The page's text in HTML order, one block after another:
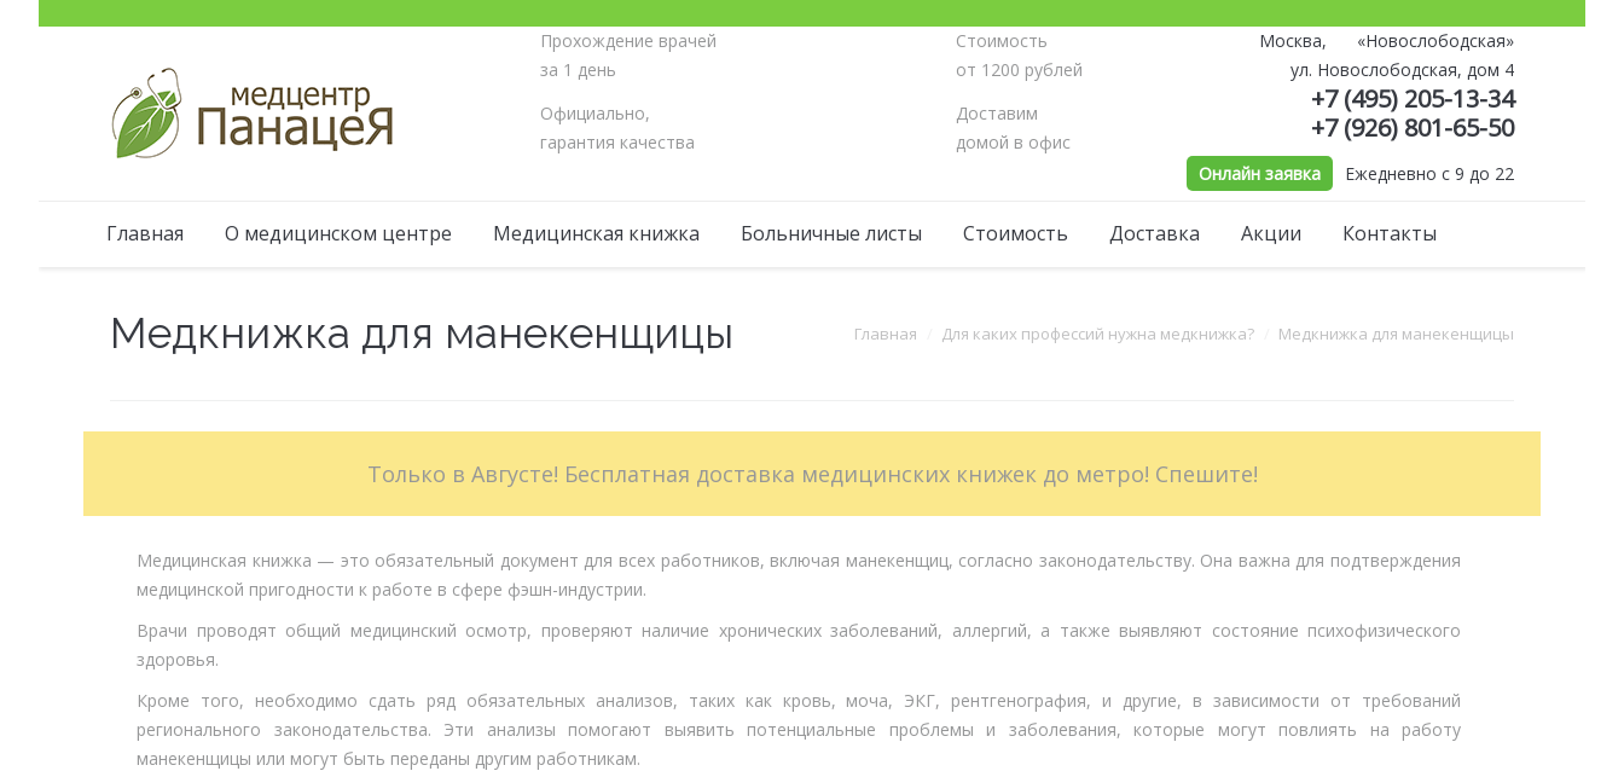
Прохождение врачей
за 1 день
Стоимость
от 1200 рублей
Официально,
гарантия качества
Доставим
домой в офис
Москва,
«Новослободская»
ул. Новослободская, дом 4
+7 (495) 205-13-34
+7 (926) 801-65-50
Онлайн заявка Ежедневно с 9 до 22
Главная О медицинском центре Медицинская книжка Больничные листы Стоимость Доставка Акции Контакты
Медкнижка для манекенщицы Вы здесь:Главная Для каких профессий нужна медкнижка? Медкнижка для манекенщицы
Только в Августе! Бесплатная доставка медицинских книжек до метро! Спешите!
Медицинская книжка — это обязательный документ для всех работников, включая манекенщиц, согласно законодательству. Она важна для подтверждения
медицинской пригодности к работе в сфере фэшн-индустрии.
Врачи проводят общий медицинский осмотр, проверяют наличие хронических заболеваний, аллергий, а также выявляют состояние психофизического
здоровья.
Кроме того, необходимо сдать ряд обязательных анализов, таких как кровь, моча, ЭКГ, рентгенография, и другие, в зависимости от требований
регионального законодательства. Эти анализы помогают выявить потенциальные проблемы и заболевания, которые могут повлиять на работу
манекенщицы или могут быть переданы другим работникам.